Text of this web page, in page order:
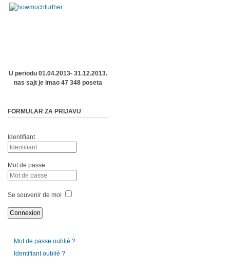
U periodu 01.04.2013- 31.12.2013.
nas sajt je imao 47 348 poseta
FORMULAR ZA PRIJAVU
Identifiant
Mot de passe
Se souvenir de moi
Mot de passe oublié ?
Identifiant oublié ?